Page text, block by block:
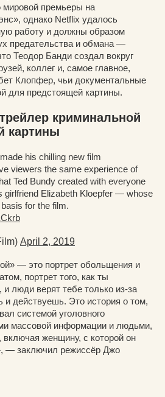
мировой премьеры на
однако Netflix удалось
работу и должны образом
предательства и обмана —
Теодор Банди создал вокруг
коллег и, самое главное,
Клопфер, чьи документальные
для предстоящей картины.
криминальной
картины
made his chilling new film
viewers the same experience of
Ted Bundy created with everyone
girlfriend Elizabeth Kloepfer — whose
for the film.
April 2, 2019
— это портрет обольщения и
портрет того, как ты
люди верят тебе только из-за
и действуешь. Это история о том,
системой уголовного
массовой информации и людьми,
включая женщину, с которой он
— заключил режиссёр Джо